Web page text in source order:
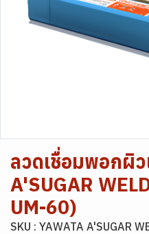
ลวดเชื่อมพอกผิ
A'SUGAR
UM-60)
SKU : YAWATA A'SUGAR